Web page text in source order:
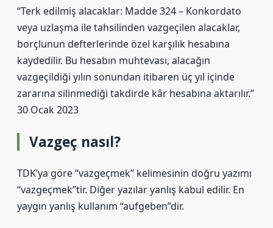
“Terk edilmiş alacaklar: Madde 324 – Konkordato
veya uzlaşma ile tahsilinden vazgeçilen alacaklar,
borçlunun defterlerinde özel karşılık hesabına
kaydedilir. Bu hesabın muhtevası, alacağın
vazgeçildiği yılın sonundan itibaren üç yıl içinde
zararına silinmediği takdirde kâr hesabına aktarılır.”
30 Ocak 2023
Vazgeç nasıl?
TDK’ya göre “vazgeçmek” kelimesinin doğru yazımı
“vazgeçmek”tir. Diğer yazılar yanlış kabul edilir. En
yaygın yanlış kullanım “aufgeben”dir.